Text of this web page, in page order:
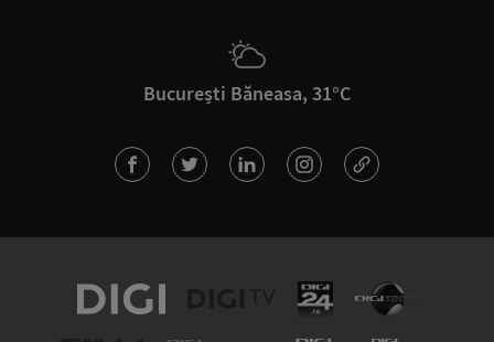
București Băneasa, 31°C